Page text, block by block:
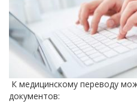
К медицинскому переводу
документов: